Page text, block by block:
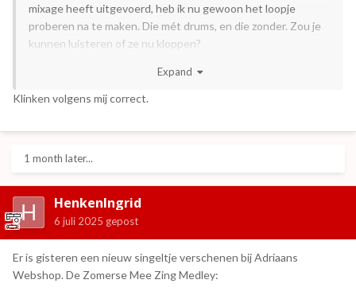
mixage heeft uitgevoerd, heb ik nu gewoon het loopje
proberen na te maken. Die mét drums, en die zonder. Zou je
kunnen luisteren of ze nu kloppen?
Als dat zo is, dan moet ik enkel nog het loopje maken met die
andere geluidjes erbij.
Expand
Klinken volgens mij correct.
1 month later...
HenkenIngrid
6 juli 2025 gepost
Er is gisteren een nieuw singeltje verschenen bij Adriaans
Webshop. De Zomerse Mee Zing Medley: